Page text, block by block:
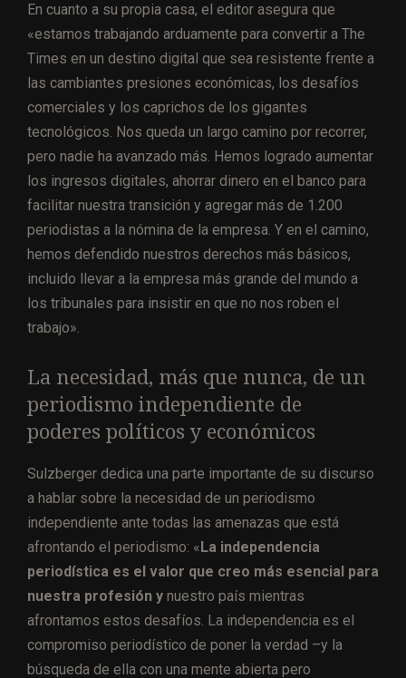
En cuanto a su propia casa, el editor asegura que
«estamos trabajando arduamente para convertir a The
Times en un destino digital que sea resistente frente a
las cambiantes presiones económicas, los desafíos
comerciales y los caprichos de los gigantes
tecnológicos. Nos queda un largo camino por recorrer,
pero nadie ha avanzado más. Hemos logrado aumentar
los ingresos digitales, ahorrar dinero en el banco para
facilitar nuestra transición y agregar más de 1.200
periodistas a la nómina de la empresa. Y en el camino,
hemos defendido nuestros derechos más básicos,
incluido llevar a la empresa más grande del mundo a
los tribunales para insistir en que no nos roben el
trabajo».
La necesidad, más que nunca, de un
periodismo independiente de
poderes políticos y económicos
Sulzberger dedica una parte importante de su discurso
a hablar sobre la necesidad de un periodismo
independiente ante todas las amenazas que está
afrontando el periodismo: « La independencia
periodística es el valor que creo más esencial para
nuestra profesión y nuestro país mientras
afrontamos estos desafíos. La independencia es el
compromiso periodístico de poner la verdad –y la
búsqueda de ella con una mente abierta pero